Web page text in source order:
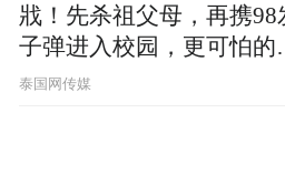
戕！先杀祖父母，再携98
子弹进入校园，更可怕的
节公布了
泰国网传媒